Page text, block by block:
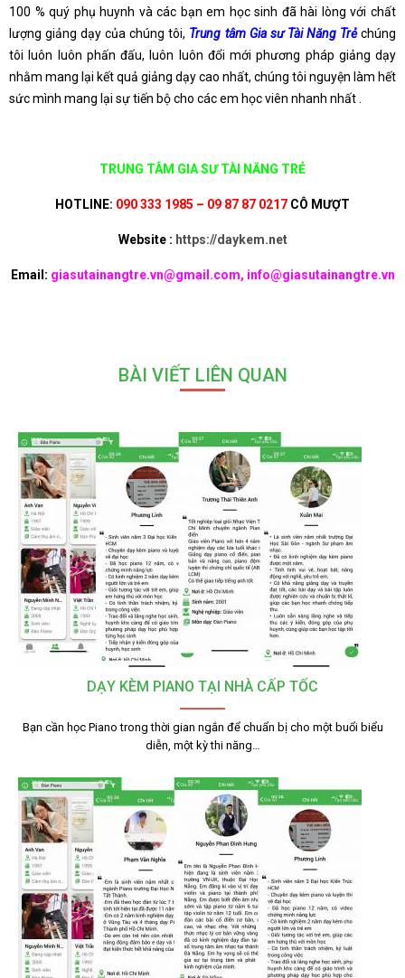
100 % quý phụ huynh và các bạn em học sinh đã hài lòng với chất
lượng giảng dạy của chúng tôi, Trung tâm Gia sư Tài Năng Trẻchúng
tôi luôn luôn phấn đấu, luôn luôn đổi mới phương pháp giảng dạy
nhằm mang lại kết quả giảng dạy cao nhất, chúng tôi nguyện làm hết
sức mình mang lại sự tiến bộ cho các em học viên nhanh nhất .
TRUNG TÂM GIA SƯ TÀI NĂNG TRẺ
HOTLINE: 090 333 1985 – 09 87 87 0217 CÔ MƯỢT
Website : https://daykem.net
Email: giasutainangtre.vn@gmail.com, info@giasutainangtre.vn
BÀI VIẾT LIÊN QUAN
DẠY KÈM PIANO TẠI NHÀ CẤP TỐC
Bạn cần học Piano trong thời gian ngắn để chuẩn bị cho một buổi biểu
diễn, một kỳ thi năng…